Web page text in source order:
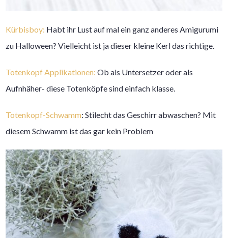
Kürbisboy: Habt ihr Lust auf mal ein ganz anderes Amigurumi
zu Halloween? Vielleicht ist ja dieser kleine Kerl das richtige.
Totenkopf Applikationen: Ob als Untersetzer oder als
Aufnhäher- diese Totenköpfe sind einfach klasse.
Totenkopf-Schwamm: Stilecht das Geschirr abwaschen? Mit
diesem Schwamm ist das gar kein Problem